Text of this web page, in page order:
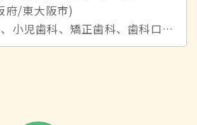
府/東大阪市)
歯科、小児歯科、矯正歯科、歯科口腔外科